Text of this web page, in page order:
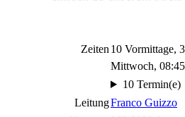
Zeiten 10 Vormittage,
Mittwoch,
10 Termin(e)
LeitungFranco Guizzo